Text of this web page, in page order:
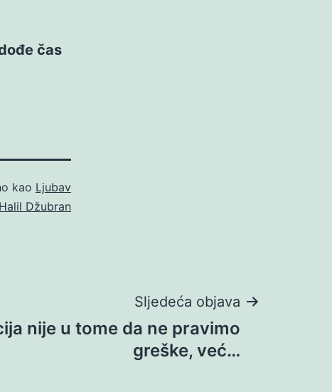
čas
kao Ljubav
Halil Džubran
Sljedeća objava
nije u tome da ne pravimo
greške, već…